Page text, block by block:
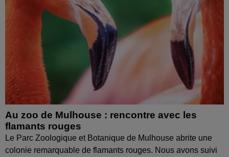
Au zoo de Mulhouse : rencontre avec les
flamants rouges
Le Parc Zoologique et Botanique de Mulhouse abrite une
colonie remarquable de flamants rouges. Nous avons suivi